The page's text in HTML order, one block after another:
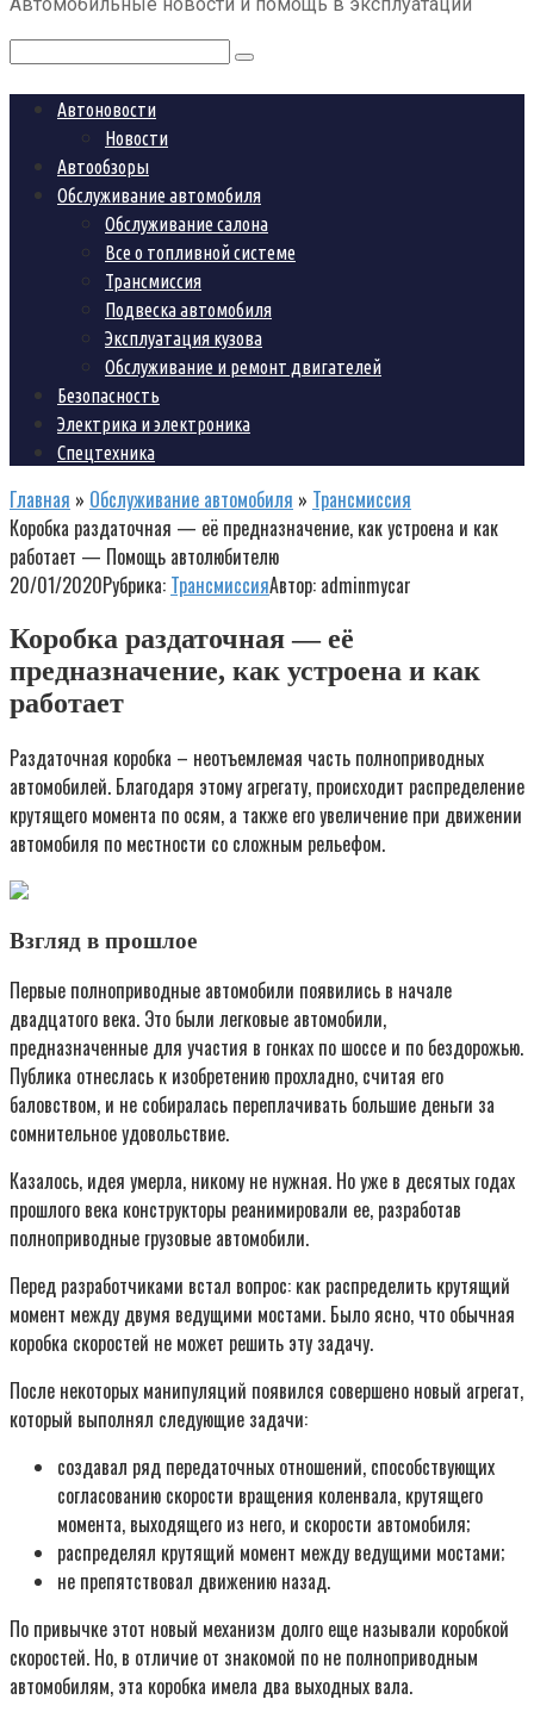
Поиск:
Автоновости
Новости
Автообзоры
Обслуживание автомобиля
Обслуживание салона
Все о топливной системе
Трансмиссия
Подвеска автомобиля
Эксплуатация кузова
Обслуживание и ремонт двигателей
Безопасность
Электрика и электроника
Спецтехника
Главная » Обслуживание автомобиля » Трансмиссия
Коробка раздаточная — её предназначение, как устроена и как
работает — Помощь автолюбителю
20/01/2020Рубрика: ТрансмиссияАвтор: adminmycar
Коробка раздаточная — её
предназначение, как устроена и как
работает
Раздаточная коробка – неотъемлемая часть полноприводных
автомобилей. Благодаря этому агрегату, происходит распределение
крутящего момента по осям, а также его увеличение при движении
автомобиля по местности со сложным рельефом.
Взгляд в прошлое
Первые полноприводные автомобили появились в начале
двадцатого века. Это были легковые автомобили,
предназначенные для участия в гонках по шоссе и по бездорожью.
Публика отнеслась к изобретению прохладно, считая его
баловством, и не собиралась переплачивать большие деньги за
сомнительное удовольствие.
Казалось, идея умерла, никому не нужная. Но уже в десятых годах
прошлого века конструкторы реанимировали ее, разработав
полноприводные грузовые автомобили.
Перед разработчиками встал вопрос: как распределить крутящий
момент между двумя ведущими мостами. Было ясно, что обычная
коробка скоростей не может решить эту задачу.
После некоторых манипуляций появился совершено новый агрегат,
который выполнял следующие задачи:
создавал ряд передаточных отношений, способствующих
согласованию скорости вращения коленвала, крутящего
момента, выходящего из него, и скорости автомобиля;
распределял крутящий момент между ведущими мостами;
не препятствовал движению назад.
По привычке этот новый механизм долго еще называли коробкой
скоростей. Но, в отличие от знакомой по не полноприводным
автомобилям, эта коробка имела два выходных вала.